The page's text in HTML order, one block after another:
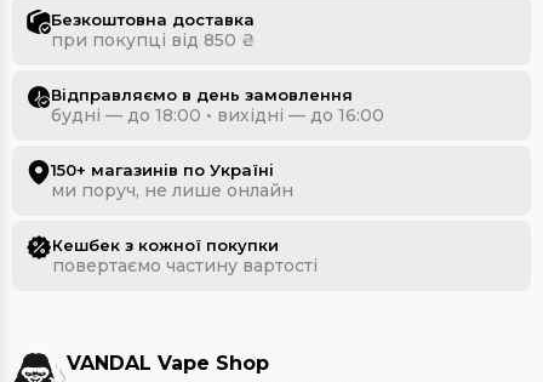
Безкоштовна доставка
при покупці від 850 ₴
Відправляємо в день замовлення
будні — до 18:00 • вихідні — до 16:00
150+ магазинів по Україні
ми поруч, не лише онлайн
Кешбек з кожної покупки
повертаємо частину вартості
VANDAL Vape Shop